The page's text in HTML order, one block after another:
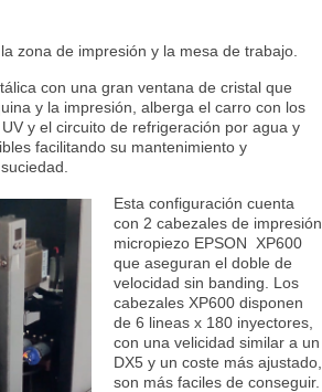
zona de impresión y la mesa de trabajo.
con una gran ventana de cristal que
y la impresión, alberga el carro con los
y el circuito de refrigeración por agua y
facilitando su mantenimiento y
Esta configuración cuenta
con 2 cabezales de impresión
micropiezo EPSON XP600
que aseguran el doble de
velocidad sin banding. Los
cabezales XP600 disponen
de 6 lineas x 180 inyectores,
con una velicidad similar a un
DX5 y un coste más ajustado,
son más faciles de conseguir.